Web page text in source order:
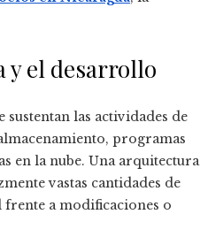
y el desarrollo
las actividades de
programas
en la nube. Una arquitectura
vastas cantidades de
a modificaciones o